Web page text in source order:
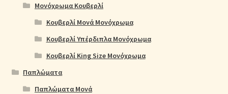
Μονόχρωμα Κουβερλί
Κουβερλί Μονά Μονόχρωμα
Κουβερλί Υπέρδιπλα Μονόχρωμα
Κουβερλί King Size Μονόχρωμα
Παπλώματα
Παπλώματα Μονά